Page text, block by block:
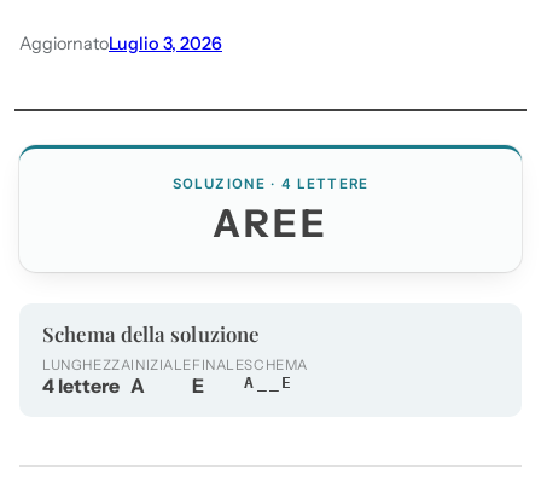
AggiornatoLuglio 3, 2026
SOLUZIONE · 4 LETTERE
AREE
Schema della soluzione
LUNGHEZZA
4 lettere
INIZIALE
A
FINALE
E
SCHEMA
A__E